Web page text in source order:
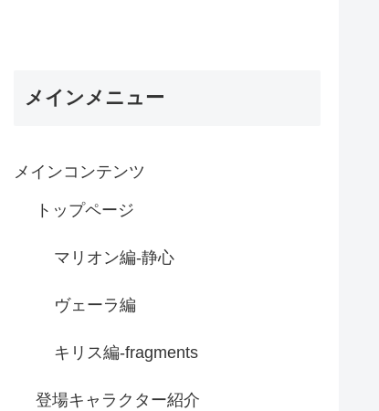
メインメニュー
メインコンテンツ
トップページ
マリオン編-静心
ヴェーラ編
キリス編-fragments
登場キャラクター紹介